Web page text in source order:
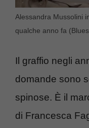
Alessandra Mussolini
qualche anno fa
Il graffio negli
domande sono
spinose. È il
di Francesca